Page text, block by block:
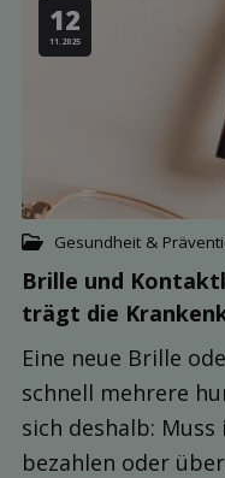
12
11.2025
Gesundheit &
Brille und
trägt die
Eine neue Brille
schnell mehrere
sich deshalb:
bezahlen oder